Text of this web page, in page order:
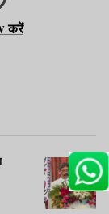
करें